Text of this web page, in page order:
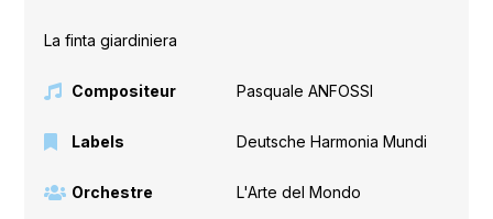
La finta giardiniera
Compositeur Pasquale ANFOSSI
Labels Deutsche Harmonia Mundi
Orchestre L'Arte del Mondo